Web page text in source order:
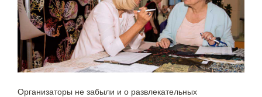
Организаторы не забыли и о развлекательных